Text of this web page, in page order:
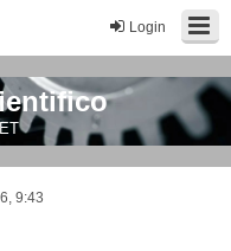
Login
9:43